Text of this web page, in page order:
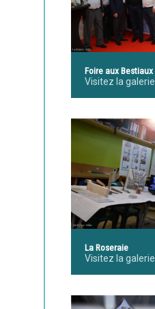
Foire aux Bestiaux
Visitez la galerie
La Roseraie
Visitez la galerie